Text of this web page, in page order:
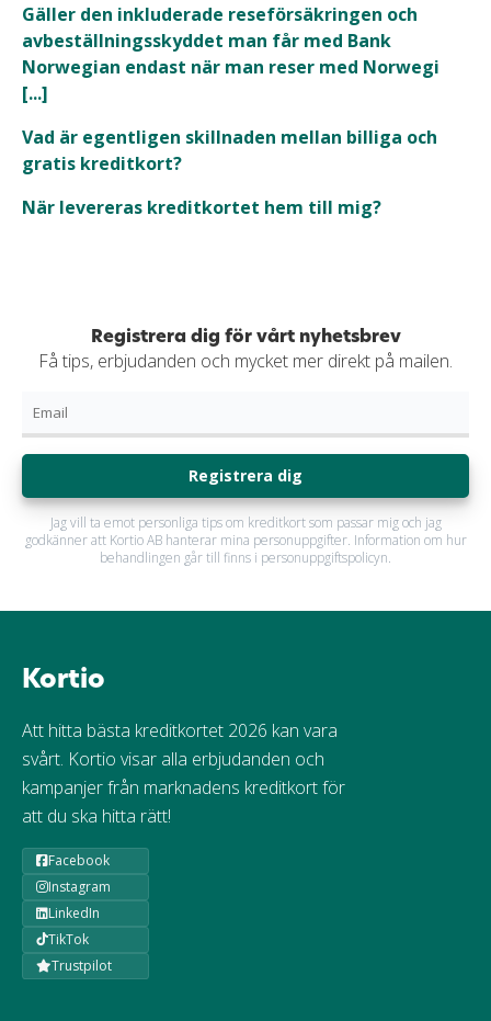
Gäller den inkluderade reseförsäkringen och
avbeställningsskyddet man får med Bank
Norwegian endast när man reser med Norwegi
[...]
Vad är egentligen skillnaden mellan billiga och
gratis kreditkort?
När levereras kreditkortet hem till mig?
Registrera dig för vårt nyhetsbrev
Få tips, erbjudanden och mycket mer direkt på mailen.
Registrera dig
Jag vill ta emot personliga tips om kreditkort som passar mig och jag
godkänner att Kortio AB hanterar mina personuppgifter. Information om hur
behandlingen går till finns i personuppgiftspolicyn.
Kortio
Att hitta bästa kreditkortet 2026 kan vara
svårt. Kortio visar alla erbjudanden och
kampanjer från marknadens kreditkort för
att du ska hitta rätt!
Facebook
Instagram
LinkedIn
TikTok
Trustpilot